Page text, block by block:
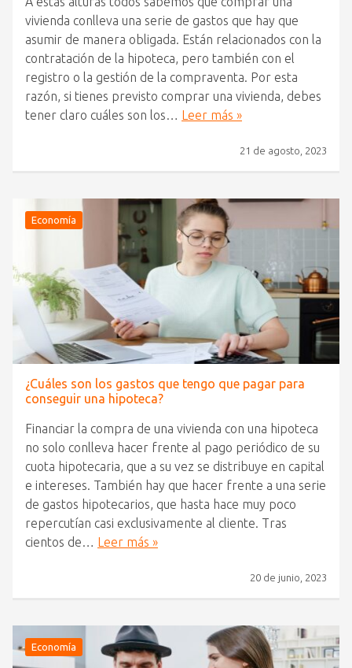
vivienda conlleva una serie de gastos que hay que
asumir de manera obligada. Están relacionados con la
contratación de la hipoteca, pero también con el
registro o la gestión de la compraventa. Por esta
razón, si tienes previsto comprar una vivienda, debes
tener claro cuáles son los… Leer más »
21 de agosto, 2023
Economía
¿Cuáles son los gastos que tengo que pagar para
conseguir una hipoteca?
Financiar la compra de una vivienda con una hipoteca
no solo conlleva hacer frente al pago periódico de su
cuota hipotecaria, que a su vez se distribuye en capital
e intereses. También hay que hacer frente a una serie
de gastos hipotecarios, que hasta hace muy poco
repercutían casi exclusivamente al cliente. Tras
cientos de… Leer más »
20 de junio, 2023
Economía